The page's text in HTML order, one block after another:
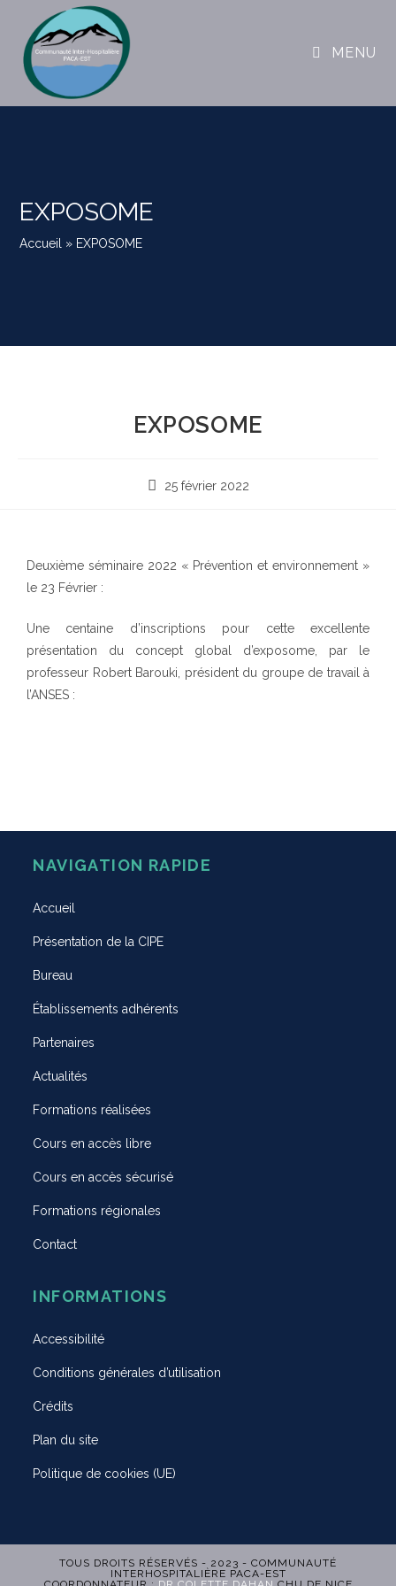
MENU
EXPOSOME
Accueil » EXPOSOME
EXPOSOME
25 février 2022
Deuxième séminaire 2022 « Prévention et environnement »
le 23 Février :
Une centaine d’inscriptions pour cette excellente
présentation du concept global d’exposome, par le
professeur Robert Barouki, président du groupe de travail à
l’ANSES :
NAVIGATION RAPIDE
Accueil
Présentation de la CIPE
Bureau
Établissements adhérents
Partenaires
Actualités
Formations réalisées
Cours en accès libre
Cours en accès sécurisé
Formations régionales
Contact
INFORMATIONS
Accessibilité
Conditions générales d’utilisation
Crédits
Plan du site
Politique de cookies (UE)
TOUS DROITS RÉSERVÉS - 2023 - COMMUNAUTÉ
INTERHOSPITALIÈRE PACA-EST